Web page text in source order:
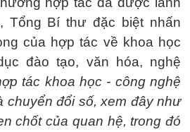
Tổng Bí thư đặc biệt nhấn
của hợp tác về khoa học
đào tạo, văn hóa, nghệ
tác khoa học - công nghệ
chuyển đổi số, xem đây như
chốt của quan hệ, trong đó